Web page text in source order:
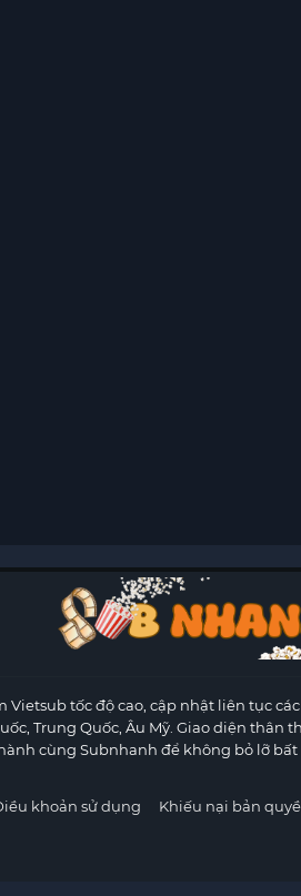
Vietsub tốc độ cao, cập nhật liên tục
Trung Quốc, Âu Mỹ. Giao diện
cùng Subnhanh để không bỏ lỡ
khoản sử dụng Khiếu nại bản